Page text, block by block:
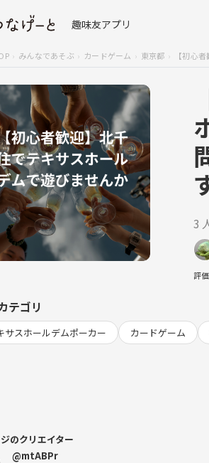
趣味友アプリ
みんなであそぶ カードゲーム 東京都 【初心
3
評価
テゴリ
サスホールデムポーカー カードゲーム
のクリエイター
@mtABPr